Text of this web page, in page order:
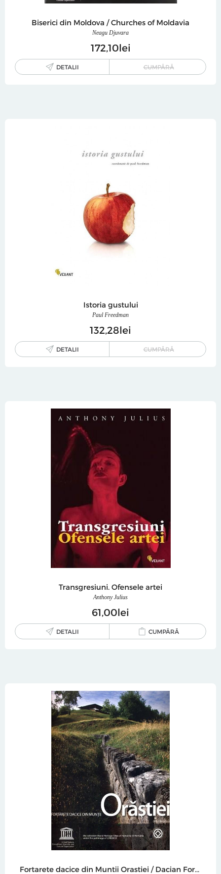
Biserici din Moldova / Churches of Moldavia
Neagu Djuvara
17210lei
DETALII CUMPĂRĂ
Istoria gustului
Paul Freedman
132 28lei
DETALII CUMPĂRĂ
Transgresiuni. Ofensele artei
Anthony Julius
61 00lei
DETALII CUMPĂRĂ
Fortarete dacice din Muntii Orastiei / Dacian Fortresses of the Orastie Mountains